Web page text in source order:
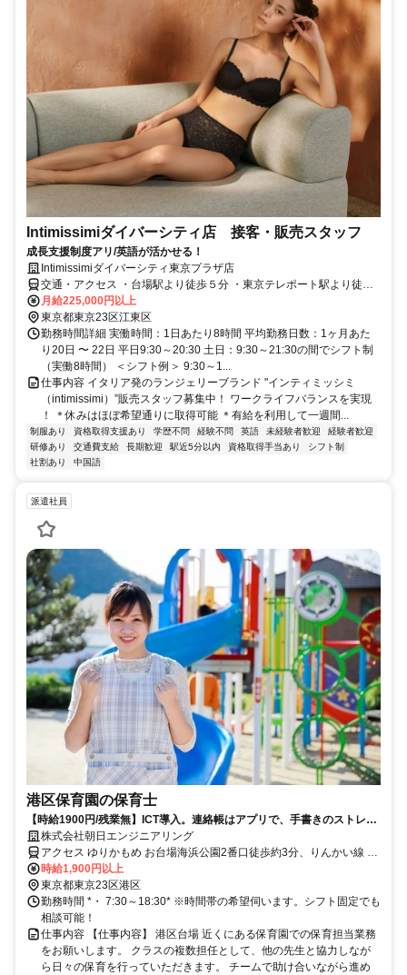
Intimissimiダイバーシティ店 接客・販売スタッフ
成長支援制度アリ/英語が活かせる！
Intimissimiダイバーシティ東京プラザ店
交通・アクセス ・台場駅より徒歩５分 ・東京テレポート駅より徒歩
５分
月給225,000円以上
東京都東京23区江東区
勤務時間詳細 実働時間：1日あたり8時間 平均勤務日数：1ヶ月あた
り20日 〜 22日 平日9:30～20:30 土日：9:30～21:30の間でシフト制
（実働8時間） ＜シフト例＞ 9:30～1...
仕事内容 イタリア発のランジェリーブランド "インティミッシミ
（intimissimi）”販売スタッフ募集中！ ワークライフバランスを実現
！ ＊休みはほぼ希望通りに取得可能 ＊有給を利用して一週間...
制服あり 資格取得支援あり 学歴不問 経験不問 英語 未経験者歓迎
経験者歓迎
研修あり
交通費支給 長期歓迎 駅近5分以内 資格取得手当あり
シフト制
社割あり
中国語
派遣社員
港区保育園の保育士
【時給1900円/残業無】ICT導入。連絡帳はアプリで、手書きのストレス
から解放。
株式会社朝日エンジニアリング
アクセス ゆりかもめ お台場海浜公園2番口徒歩約3分、りんかい線 東
京テレポートエレベータ出入口徒歩約8分
時給1,900円以上
東京都東京23区港区
勤務時間 *・ 7:30～18:30* ※時間帯の希望伺います。シフト固定でも
相談可能！
仕事内容 【仕事内容】 港区台場 近くにある保育園での保育担当業務
をお願いします。 クラスの複数担任として、他の先生と協力しなが
ら日々の保育を行っていただきます。 チームで助け合いながら進め